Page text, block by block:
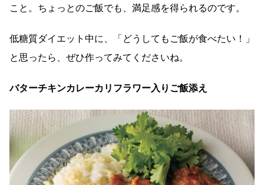
こと。ちょっとのご飯でも、満足感を得られるのです。
低糖質ダイエット中に、「どうしてもご飯が食べたい！」
と思ったら、ぜひ作ってみてくださいね。
バターチキンカレーカリフラワー入りご飯添え